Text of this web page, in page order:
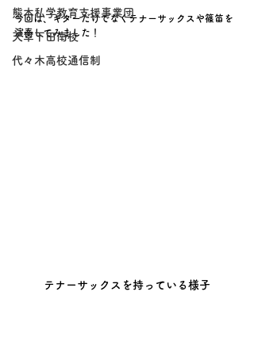
熊本私学教育支援事業団
天草下田南校
代々木高校通信制
今回は、ギターだけでなくテナーサックスや篠笛を
演奏してみました！
テナーサックスを持っている様子